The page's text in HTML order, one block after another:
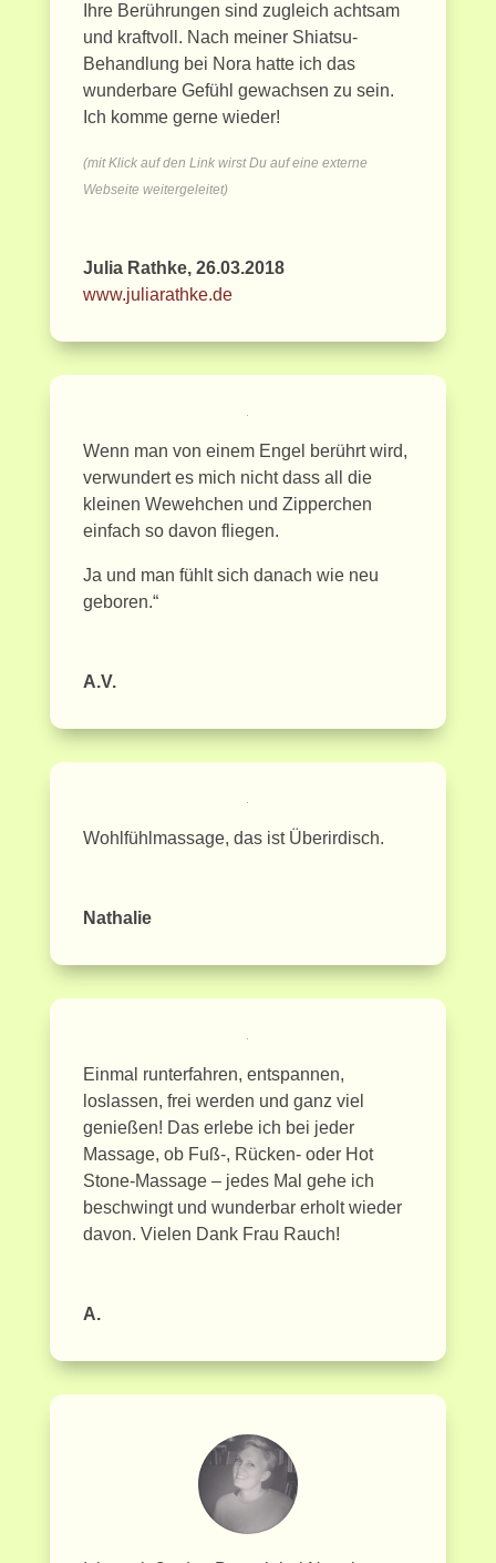
Ihre Berührungen sind zugleich achtsam
und kraftvoll. Nach meiner Shiatsu-
Behandlung bei Nora hatte ich das
wunderbare Gefühl gewachsen zu sein.
Ich komme gerne wieder!
(mit Klick auf den Link wirst Du auf eine externe
Webseite weitergeleitet)
Julia Rathke, 26.03.2018
www.juliarathke.de
Wenn man von einem Engel berührt wird,
verwundert es mich nicht dass all die
kleinen Wewehchen und Zipperchen
einfach so davon fliegen.
Ja und man fühlt sich danach wie neu
geboren.“
A.V.
Wohlfühlmassage, das ist Überirdisch.
Nathalie
Einmal runterfahren, entspannen,
loslassen, frei werden und ganz viel
genießen! Das erlebe ich bei jeder
Massage, ob Fuß-, Rücken- oder Hot
Stone-Massage – jedes Mal gehe ich
beschwingt und wunderbar erholt wieder
davon. Vielen Dank Frau Rauch!
A.